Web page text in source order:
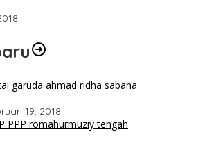
19, 2018